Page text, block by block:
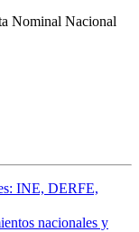
Nominal Nacional
INE, DERFE,
nacionales y